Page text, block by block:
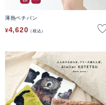
薄熱ペチパン
¥4,620 税込